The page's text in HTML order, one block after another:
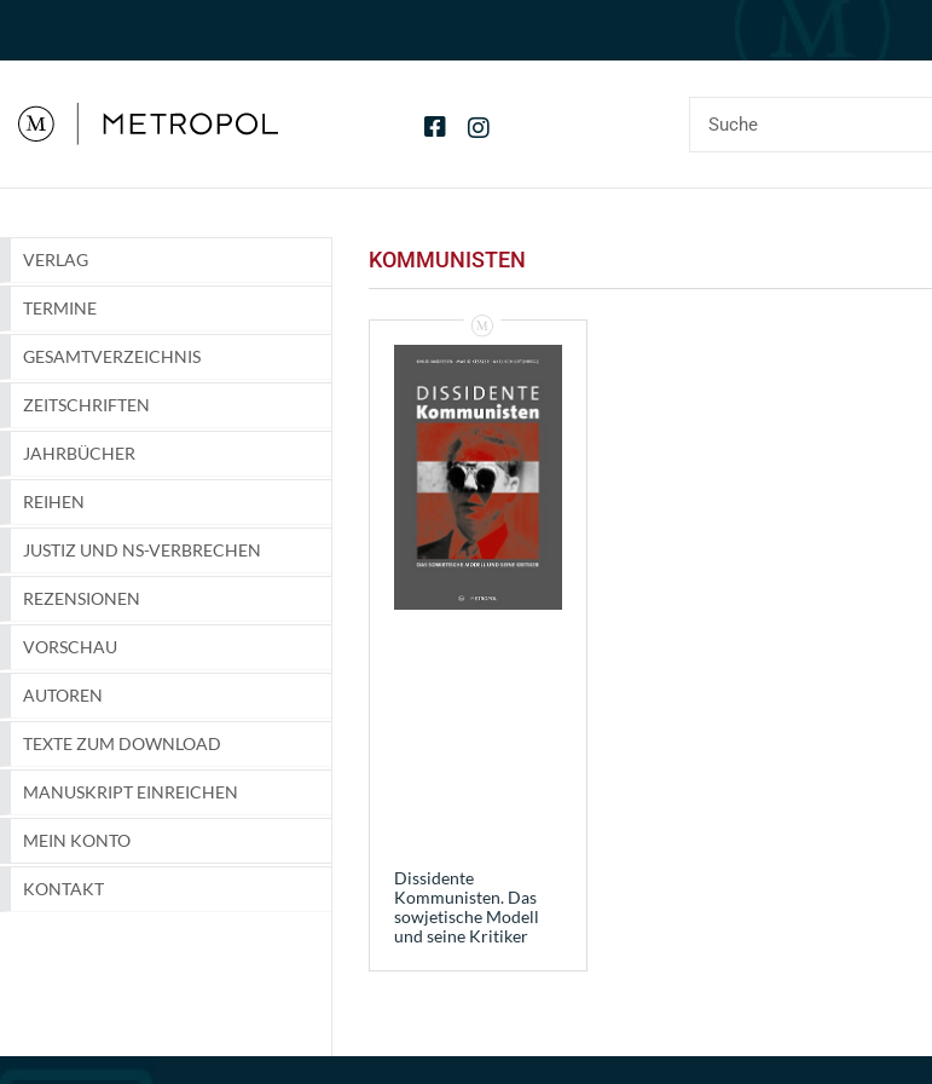
VERLAG
TERMINE
GESAMTVERZEICHNIS
ZEITSCHRIFTEN
JAHRBÜCHER
REIHEN
JUSTIZ UND NS-VERBRECHEN
REZENSIONEN
VORSCHAU
AUTOREN
TEXTE ZUM DOWNLOAD
MANUSKRIPT EINREICHEN
MEIN KONTO
KONTAKT
KOMMUNISTEN
Dissidente
Kommunisten. Das
sowjetische Modell
und seine Kritiker